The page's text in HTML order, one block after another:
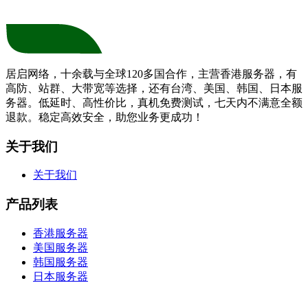
居启网络，十余载与全球120多国合作，主营香港服务器，有
高防、站群、大带宽等选择，还有台湾、美国、韩国、日本服
务器。低延时、高性价比，真机免费测试，七天内不满意全额
退款。稳定高效安全，助您业务更成功！
关于我们
关于我们
产品列表
香港服务器
美国服务器
韩国服务器
日本服务器